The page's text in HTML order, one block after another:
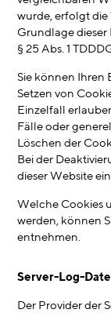
wurde, erfolgt
Grundlage dieser
§ 25 Abs. 1
Sie können Ihren
Setzen von
Einzelfall
Fälle oder
Löschen der
Bei der
dieser Website
Welche Cookies
werden, können
entnehmen.
Server-Log-
Der Provider der